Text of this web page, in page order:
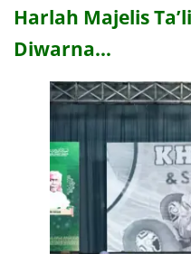
Harlah Majelis
Diwarna…